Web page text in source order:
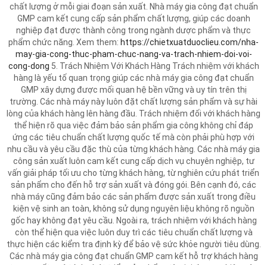
chất lượng ở mỗi giai đoạn sản xuất. Nhà máy gia công đạt chuẩn
GMP cam kết cung cấp sản phẩm chất lượng, giúp các doanh
nghiệp đạt được thành công trong ngành dược phẩm và thực
phẩm chức năng. Xem them: https://chietxuatduoclieu.com/nha-
may-gia-cong-thuc-pham-chuc-nang-va-trach-nhiem-doi-voi-
cong-dong 5. Trách Nhiệm Với Khách Hàng Trách nhiệm với khách
hàng là yếu tố quan trọng giúp các nhà máy gia công đạt chuẩn
GMP xây dựng được mối quan hệ bền vững và uy tín trên thị
trường. Các nhà máy này luôn đặt chất lượng sản phẩm và sự hài
lòng của khách hàng lên hàng đầu. Trách nhiệm đối với khách hàng
thể hiện rõ qua việc đảm bảo sản phẩm gia công không chỉ đáp
ứng các tiêu chuẩn chất lượng quốc tế mà còn phải phù hợp với
nhu cầu và yêu cầu đặc thù của từng khách hàng. Các nhà máy gia
công sản xuất luôn cam kết cung cấp dịch vụ chuyên nghiệp, tư
vấn giải pháp tối ưu cho từng khách hàng, từ nghiên cứu phát triển
sản phẩm cho đến hỗ trợ sản xuất và đóng gói. Bên cạnh đó, các
nhà máy cũng đảm bảo các sản phẩm được sản xuất trong điều
kiện vệ sinh an toàn, không sử dụng nguyên liệu không rõ nguồn
gốc hay không đạt yêu cầu. Ngoài ra, trách nhiệm với khách hàng
còn thể hiện qua việc luôn duy trì các tiêu chuẩn chất lượng và
thực hiện các kiểm tra định kỳ để bảo vệ sức khỏe người tiêu dùng.
Các nhà máy gia công đạt chuẩn GMP cam kết hỗ trợ khách hàng